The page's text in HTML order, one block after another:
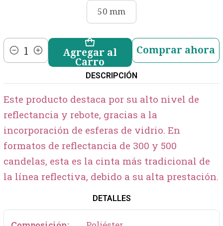
50 mm
Cantidad
Agregar al
Carro
Comprar ahora
DESCRIPCIÓN
Este producto destaca por su alto nivel de
reflectancia y rebote, gracias a la
incorporación de esferas de vidrio. En
formatos de reflectancia de 300 y 500
candelas, esta es la cinta más tradicional de
la línea reflectiva, debido a su alta prestación.
DETALLES